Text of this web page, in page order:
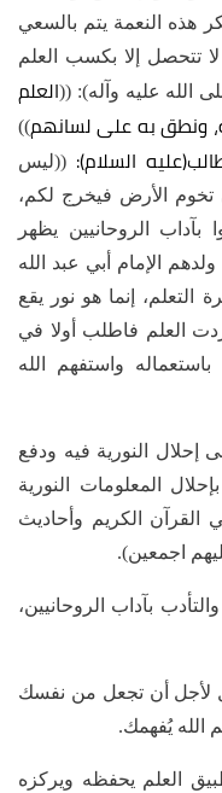
هذه النعمة يتم بالسعي
تتحصل إلا بكسب العلم
الله عليه وآله): ((العلم
ونطق به على لسانهم))
السلام): ((ليس
تخوم الأرض فيخرج لكم،
الروحانيين يظهر
ولدهم الإمام أبي عبد الله
التعلم، إنما هو نور يقع
العلم فاطلب أولا في
واستفهم الله
إحلال النورية فيه ودفع
المعلومات النورية
القرآن الكريم وأحاديث
اجمعين).
بآداب الروحانيين،
لأجل أن تجعل من نفسك
الله يُفهمك.
العلم يحفظه ويركزه